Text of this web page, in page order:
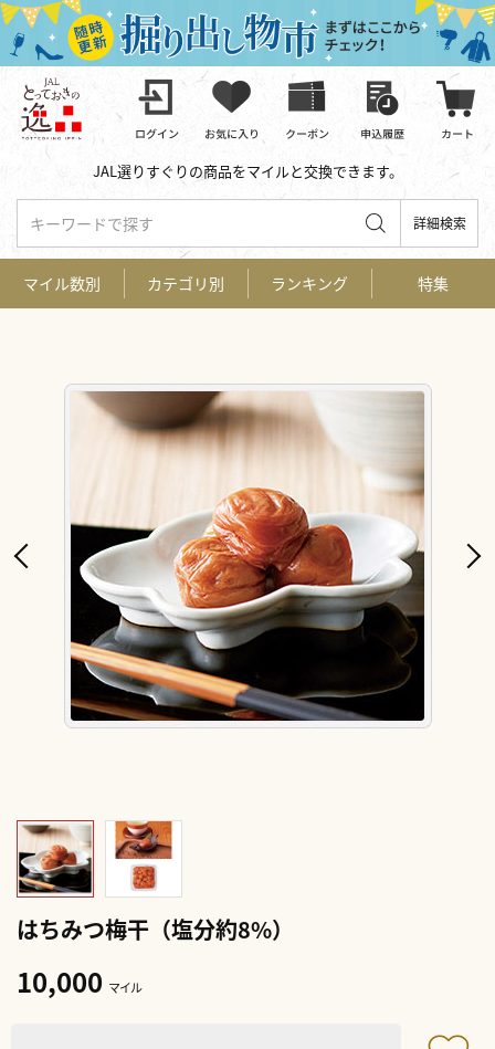
JAL選りすぐりの商品をマイルと交換できます。
キーワードで探す 詳細検索
はちみつ梅干（塩分約8%）
10,000 マイル
マイル数別 カテゴリ別 ランキング 特集